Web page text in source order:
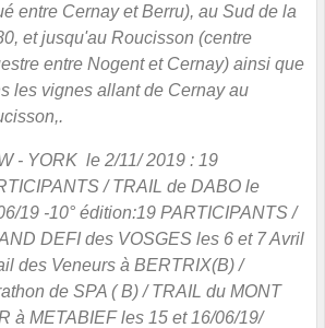
entre Cernay et Berru), au Sud de la
et jusqu'au Roucisson (centre
entre Nogent et Cernay) ainsi que
les vignes allant de Cernay au
- YORK le 2/11/ 2019 : 19
/ TRAIL de DABO le
19 -10° édition:19 PARTICIPANTS /
DEFI des VOSGES les 6 et 7 Avril
des Veneurs à BERTRIX(B) /
de SPA ( B) / TRAIL du MONT
à METABIEF les 15 et 16/06/19/